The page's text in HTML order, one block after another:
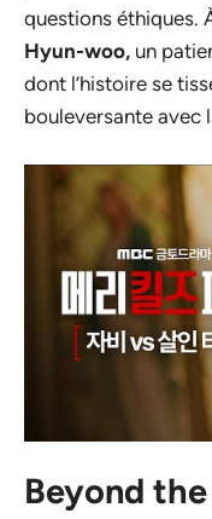
questions éthiques.
Hyun-woo, un
dont l’histoire se
bouleversante avec
Beyond